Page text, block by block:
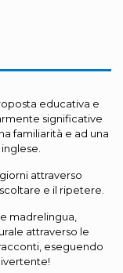
educativa e
significative
familiarità e ad una
attraverso
e il ripetere.
madrelingua,
attraverso le
eseguendo